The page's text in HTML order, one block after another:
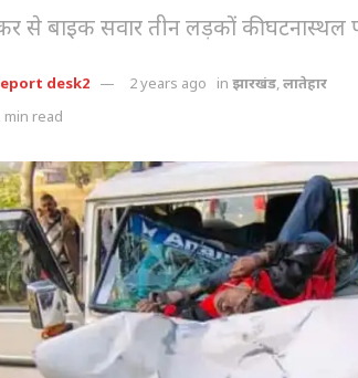
से बाइक सवार तीन लड़कों की घटनास्थल
desk2 2 years ago in झारखंड,लातेहार
min read